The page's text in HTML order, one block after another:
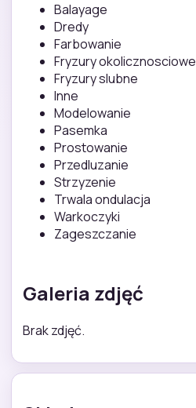
Balayage
Dredy
Farbowanie
Fryzury okolicznosciowe
Fryzury slubne
Inne
Modelowanie
Pasemka
Prostowanie
Przedluzanie
Strzyzenie
Trwala ondulacja
Warkoczyki
Zageszczanie
Galeria zdjęć
Brak zdjęć.